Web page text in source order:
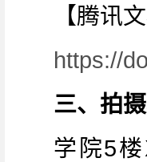
【腾讯
https://
三、拍
学院5